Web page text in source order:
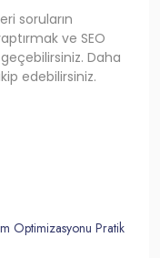
soruların
ve SEO
Daha
edebilirsiniz.
Optimizasyonu Pratik